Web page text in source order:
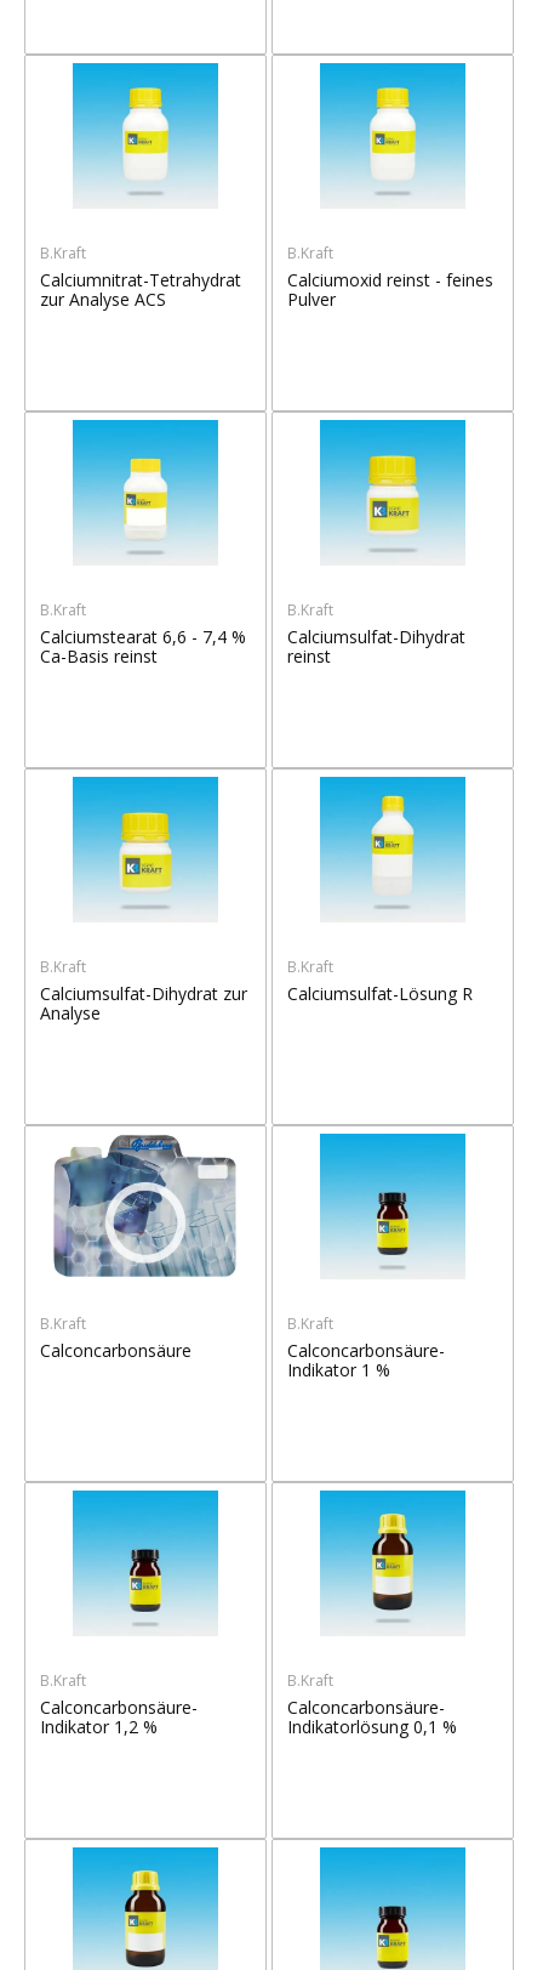
B.Kraft
Calciumnitrat-Tetrahydrat
zur Analyse ACS
B.Kraft
Calciumoxid reinst - feines
Pulver
B.Kraft
Calciumstearat 6,6 - 7,4 %
Ca-Basis reinst
B.Kraft
Calciumsulfat-Dihydrat
reinst
B.Kraft
Calciumsulfat-Dihydrat zur
Analyse
B.Kraft
Calciumsulfat-Lösung R
B.Kraft
Calconcarbonsäure
B.Kraft
Calconcarbonsäure-
Indikator 1 %
B.Kraft
Calconcarbonsäure-
Indikator 1,2 %
B.Kraft
Calconcarbonsäure-
Indikatorlösung 0,1 %